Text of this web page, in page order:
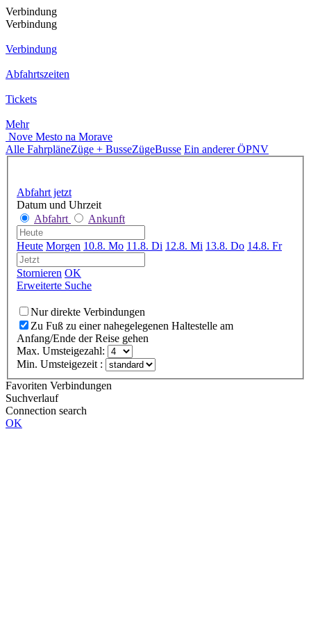
Verbindung
Verbindung
Verbindung
Abfahrtszeiten
Tickets
Mehr
Nove Mesto na Morave
Alle FahrpläneZüge + BusseZügeBusse Ein anderer ÖPNV
Abfahrt jetzt
Datum und Uhrzeit
Abfahrt
Ankunft
Heute Morgen 10.8. Mo 11.8. Di 12.8. Mi 13.8. Do 14.8. Fr
Stornieren OK
Erweiterte Suche
Nur direkte Verbindungen
Zu Fuß zu einer nahegelegenen Haltestelle am
Anfang/Ende der Reise gehen
Max. Umsteigezahl:
Min. Umsteigezeit :
Favoriten Verbindungen
Suchverlauf
Connection search
OK